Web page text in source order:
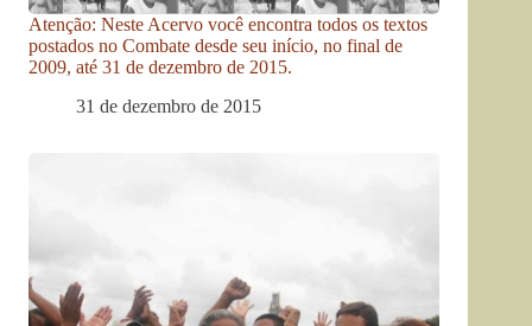
Atenção: Neste Acervo você encontra todos os textos
postados no Combate desde seu início, no final de
2009, até 31 de dezembro de 2015.
31 de dezembro de 2015